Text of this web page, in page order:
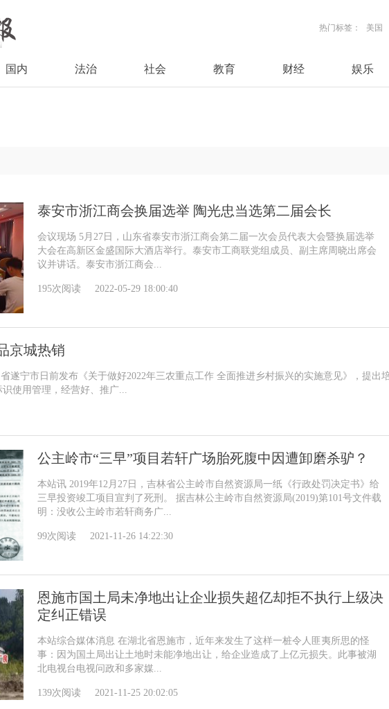
热门标签： 美国
国内 法治 社会 教育 财经 娱乐
泰安市浙江商会换届选举 陶光忠当选第二届会长
会议现场 5月27日，山东省泰安市浙江商会第二届一次会员代表大会暨换届选举
大会在高新区金盛国际大酒店举行。泰安市工商联党组成员、副主席周晓出席会
议并讲话。泰安市浙江商会...
195次阅读 2022-05-29 18:00:40
京城热销
省遂宁市日前发布《关于做好2022年三农重点工作 全面推进乡村振兴的实施意见》，提出
使用管理，经营好、推广...
公主岭市“三早”项目若轩广场胎死腹中因遭卸磨杀驴？
本站讯 2019年12月27日，吉林省公主岭市自然资源局一纸《行政处罚决定书》给
三早投资竣工项目宣判了死刑。 据吉林公主岭市自然资源局(2019)第101号文件载
明：没收公主岭市若轩商务广...
99次阅读 2021-11-26 14:22:30
恩施市国土局未净地出让企业损失超亿却拒不执行上级决
定纠正错误
本站综合媒体消息 在湖北省恩施市，近年来发生了这样一桩令人匪夷所思的怪
事：因为国土局出让土地时未能净地出让，给企业造成了上亿元损失。此事被湖
北电视台电视问政和多家媒...
139次阅读 2021-11-25 20:02:05